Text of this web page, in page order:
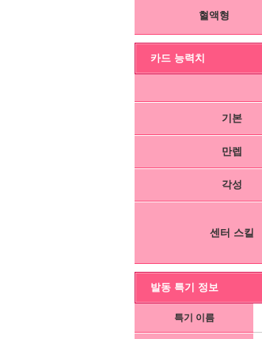
혈액형
카드 능력치
기본
만렙
각성
센터 스킬
발동 특기 정보
특기 이름